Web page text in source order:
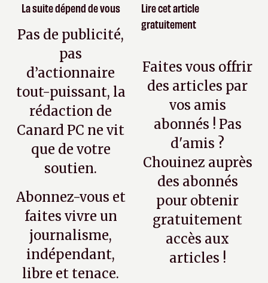
La suite dépend de vous
Pas de publicité,
pas
d’actionnaire
tout-puissant, la
rédaction de
Canard PC ne vit
que de votre
soutien.
Abonnez-vous et
faites vivre un
journalisme,
indépendant,
libre et tenace.
Lire cet article
gratuitement
Faites vous offrir
des articles par
vos amis
abonnés ! Pas
d'amis ?
Chouinez auprès
des abonnés
pour obtenir
gratuitement
accès aux
articles !